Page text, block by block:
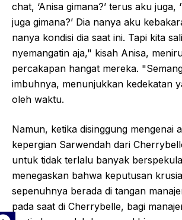
chat, ‘Anisa gimana?’ terus aku juga,
juga gimana?’ Dia nanya aku
nanya kondisi dia saat ini. Tapi kita
nyemangatin aja," kisah Anisa,
percakapan hangat mereka.
imbuhnya, menunjukkan kedekatan
oleh waktu.
Namun, ketika disinggung mengenai
kepergian Sarwendah dari
untuk tidak terlalu banyak
menegaskan bahwa keputusan
sepenuhnya berada di tangan
pada saat di Cherrybelle, bagi